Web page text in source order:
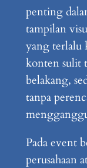
penting
tampilan
yang terlalu
konten sulit
belakang,
tanpa
Pada event
perusahaan